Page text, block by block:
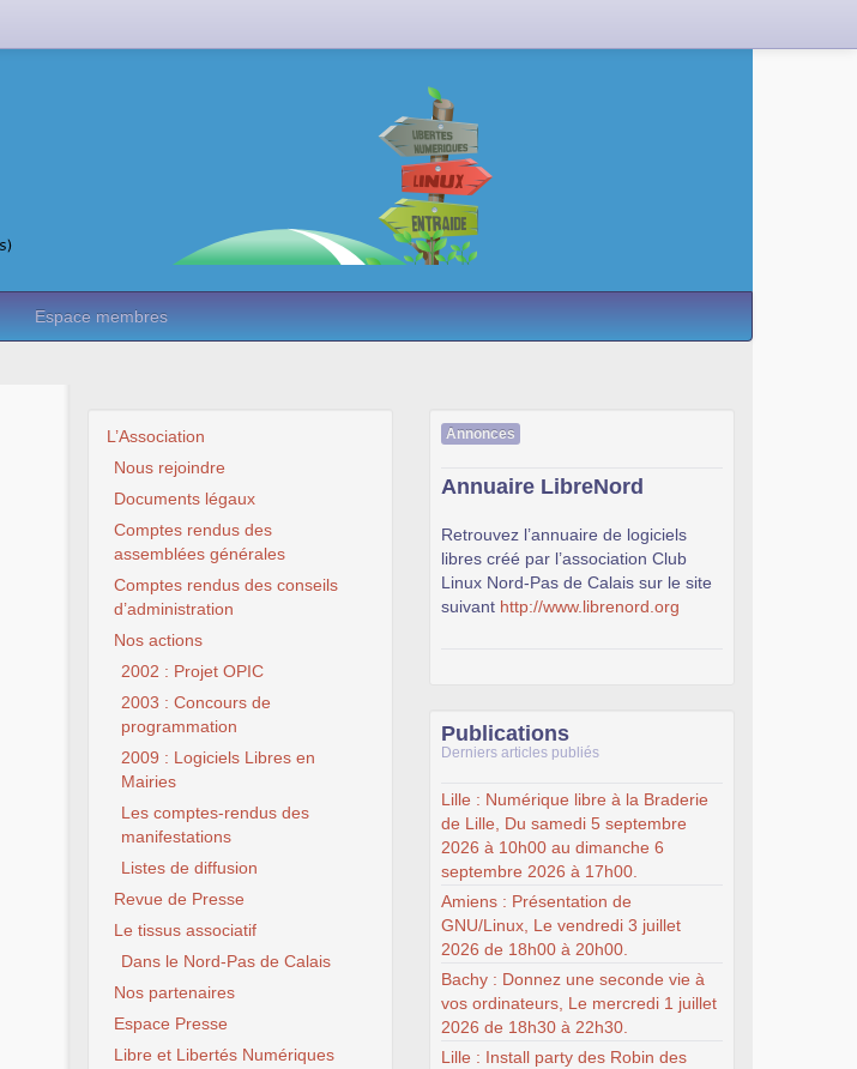
Espace membres
L’Association
Nous rejoindre
Documents légaux
Comptes rendus des
assemblées générales
Comptes rendus des conseils
d’administration
Nos actions
2002 : Projet OPIC
2003 : Concours de
programmation
2009 : Logiciels Libres en
Mairies
Les comptes-rendus des
manifestations
Listes de diffusion
Revue de Presse
Le tissus associatif
Dans le Nord-Pas de Calais
Nos partenaires
Espace Presse
Libre et Libertés Numériques
Annonces
Annuaire LibreNord
Retrouvez l’annuaire de logiciels
libres créé par l’association Club
Linux Nord-Pas de Calais sur le site
suivant http://www.librenord.org
Publications
Derniers articles publiés
Lille : Numérique libre à la Braderie
de Lille, Du samedi 5 septembre
2026 à 10h00 au dimanche 6
septembre 2026 à 17h00.
Amiens : Présentation de
GNU/Linux, Le vendredi 3 juillet
2026 de 18h00 à 20h00.
Bachy : Donnez une seconde vie à
vos ordinateurs, Le mercredi 1 juillet
2026 de 18h30 à 22h30.
Lille : Install party des Robin des